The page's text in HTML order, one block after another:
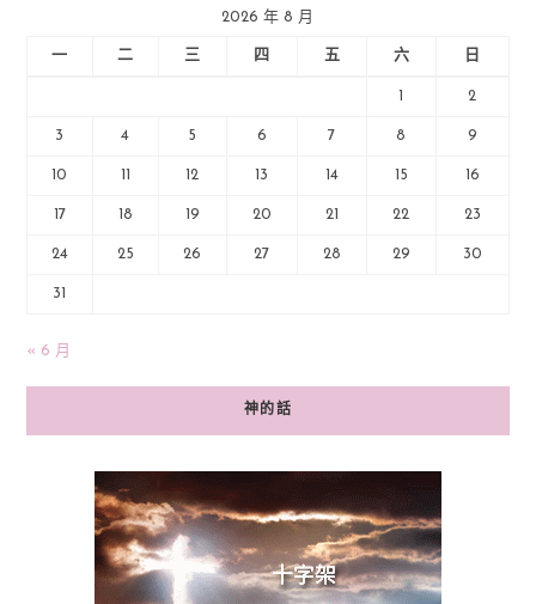
2026 年 8 月
一 二 三 四 五 六 日
2
3 4 5 6 7 8 9
10 12 13 14 15 16
17 18 19 20 21 22 23
24 25 26 27 28 29 30
31
« 6 月
神的話